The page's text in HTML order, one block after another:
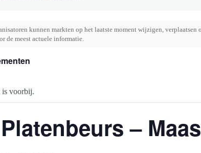
kunnen markten op het laatste moment wijzigen,
de meest actuele informatie.
is voorbij.
–